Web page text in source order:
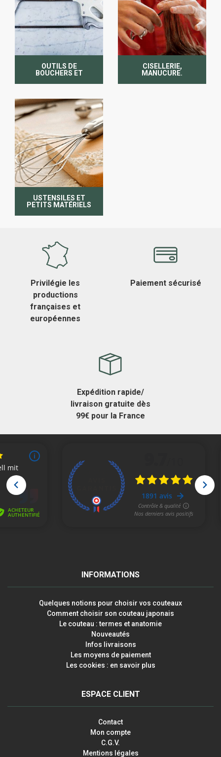
OUTILS DE
BOUCHERS ET
CISELLERIE,
MANUCURE.
USTENSILES ET
PETITS MATÉRIELS
Privilégie les
productions
françaises et
européennes
Paiement sécurisé
Expédition rapide/
livraison gratuite dès
99€ pour la France
INFORMATIONS
Quelques notions pour choisir vos couteaux
Comment choisir son couteau japonais
Le couteau : termes et anatomie
Nouveautés
Infos livraisons
Les moyens de paiement
Les cookies : en savoir plus
ESPACE CLIENT
Contact
Mon compte
C.G.V.
Mentions légales